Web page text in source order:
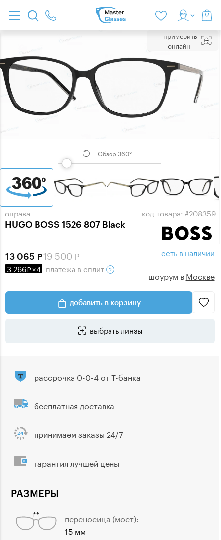
примерить
онлайн
Обзор 360°
оправа
HUGO BOSS 1526 807 Black
код товара: #208359
19 500
13 065
3 266 ×4 платежа в сплит
есть в наличии
шоурум в Москве
добавить в корзину
выбрать линзы
РАЗМЕРЫ
переносица (мост):
15 мм
рассрочка 0-0-4 от Т-банка
бесплатная доставка
принимаем заказы 24/7
гарантия лучшей цены